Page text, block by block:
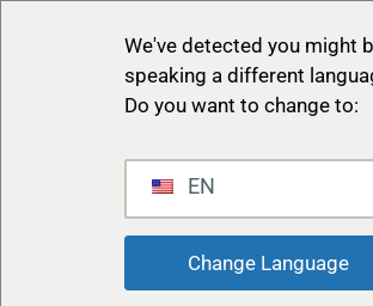
We've detected you might
speaking a different
Do you want to change to:
EN
Change Language